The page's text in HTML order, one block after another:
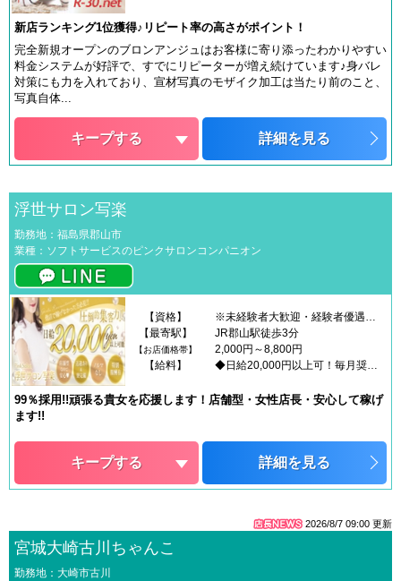
新店ランキング1位獲得♪リピート率の高さがポイント！
完全新規オープンのブロンアンジュはお客様に寄り添ったわかりやすい
料金システムが好評で、すでにリピーターが増え続けています♪身バレ
対策にも力を入れており、宣材写真のモザイク加工は当たり前のこと、
写真自体...
キープする 詳細を見る
浮世サロン写楽
勤務地：福島県郡山市
業種：ソフトサービスのピンクサロンコンパニオン
【資格】
【最寄駅】
JR郡山駅徒歩3分
【お店価格帯】
2,000円～8,800円
【給料】
99％採用!!頑張る貴女を応援します！店舗型・女性店長・安心して稼げ
ます!!
キープする 詳細を見る
2026/8/7 09:00 更新
宮城大崎古川ちゃんこ
勤務地：大崎市古川